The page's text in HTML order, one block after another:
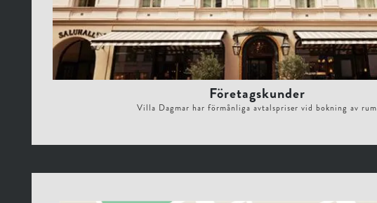
Företagskunder
Villa Dagmar har förmånliga avtalspriser vid bokning av rum